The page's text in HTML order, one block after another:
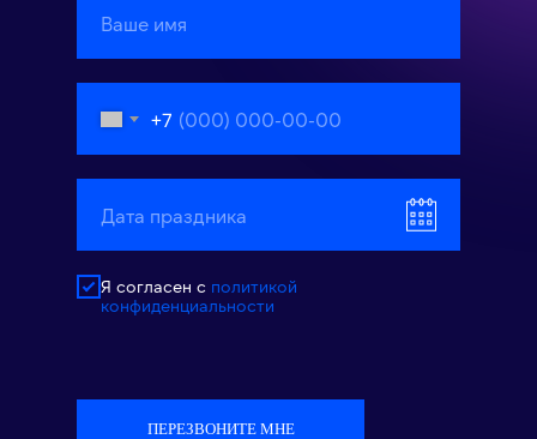
+7
Я согласен с политикой
конфиденциальности
ПЕРЕЗВОНИТЕ МНЕ